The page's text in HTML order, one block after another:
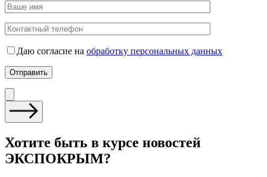
Даю согласие на обработку персональных данных
Хотите быть в курсе новостей
ЭКСПОКРЫМ?